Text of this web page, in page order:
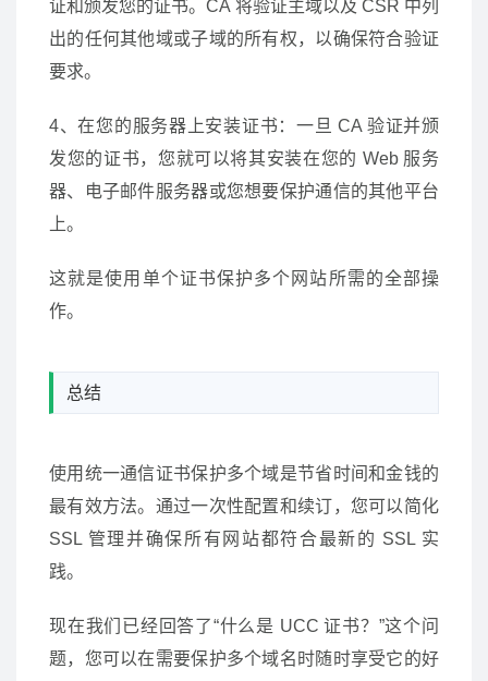
证和颁发您的证书。CA 将验证主域以及 CSR 中列
出的任何其他域或子域的所有权，以确保符合验证
要求。
4、在您的服务器上安装证书：一旦 CA 验证并颁
发您的证书，您就可以将其安装在您的 Web 服务
器、电子邮件服务器或您想要保护通信的其他平台
上。
这就是使用单个证书保护多个网站所需的全部操
作。
总结
使用统一通信证书保护多个域是节省时间和金钱的
最有效方法。通过一次性配置和续订，您可以简化
SSL 管理并确保所有网站都符合最新的 SSL 实
践。
现在我们已经回答了“什么是 UCC 证书？”这个问
题，您可以在需要保护多个域名时随时享受它的好